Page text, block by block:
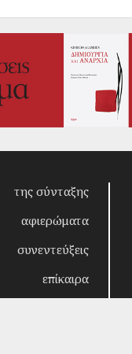
της σύνταξης
αφιερώματα
συνεντεύξεις
επίκαιρα